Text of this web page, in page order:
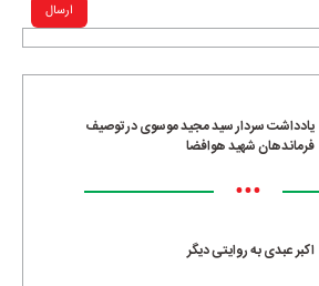
یادداشت سردار سید مجید موسوی در توصیف
فرماندهان شهید هوافضا
•••
اکبر عبدی به روایتی دیگر
ارسال